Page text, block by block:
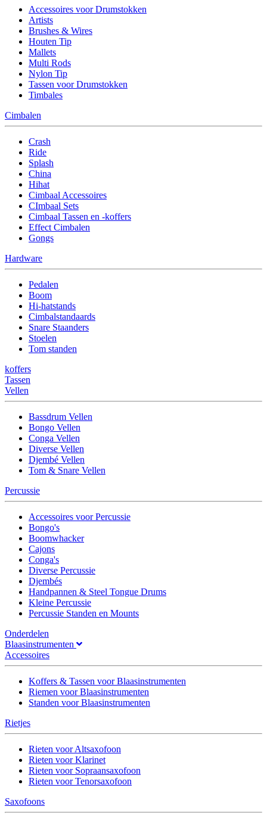
Accessoires voor Drumstokken
Artists
Brushes & Wires
Houten Tip
Mallets
Multi Rods
Nylon Tip
Tassen voor Drumstokken
Timbales
Cimbalen
Crash
Ride
Splash
China
Hihat
Cimbaal Accessoires
CImbaal Sets
Cimbaal Tassen en -koffers
Effect Cimbalen
Gongs
Hardware
Pedalen
Boom
Hi-hatstands
Cimbalstandaards
Snare Staanders
Stoelen
Tom standen
koffers
Tassen
Vellen
Bassdrum Vellen
Bongo Vellen
Conga Vellen
Diverse Vellen
Djembé Vellen
Tom & Snare Vellen
Percussie
Accessoires voor Percussie
Bongo's
Boomwhacker
Cajons
Conga's
Diverse Percussie
Djembés
Handpannen & Steel Tongue Drums
Kleine Percussie
Percussie Standen en Mounts
Onderdelen
Blaasinstrumenten
Accessoires
Koffers & Tassen voor Blaasinstrumenten
Riemen voor Blaasinstrumenten
Standen voor Blaasinstrumenten
Rietjes
Rieten voor Altsaxofoon
Rieten voor Klarinet
Rieten voor Sopraansaxofoon
Rieten voor Tenorsaxofoon
Saxofoons